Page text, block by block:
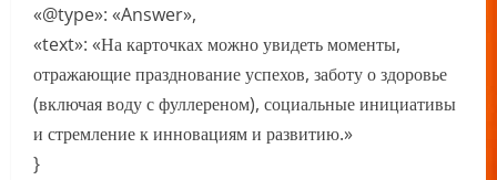
«@type»: «Answer»,
«text»: «На карточках можно увидеть моменты,
отражающие празднование успехов, заботу о здоровье
(включая воду с фуллереном), социальные инициативы
и стремление к инновациям и развитию.»
}